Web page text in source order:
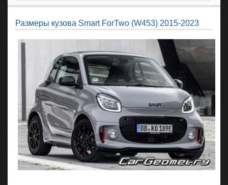
Размеры кузова Smart ForTwo (W453) 2015-2023